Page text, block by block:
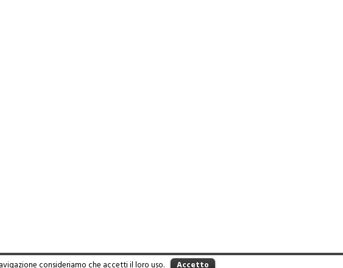
consideriamo che accetti il loro uso. Accetto